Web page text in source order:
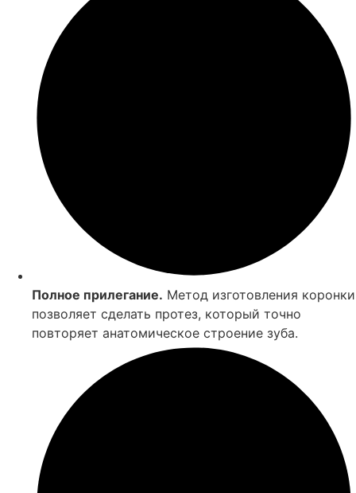
Полное прилегание. Метод изготовления коронки
позволяет сделать протез, который точно
повторяет анатомическое строение зуба.